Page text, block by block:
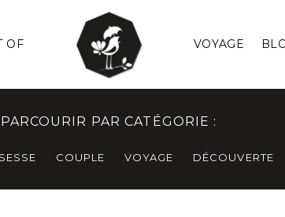
OF VOYAGE
PARCOURIR PAR CATÉGORIE :
COUPLE VOYAGE DÉCOUVERTE